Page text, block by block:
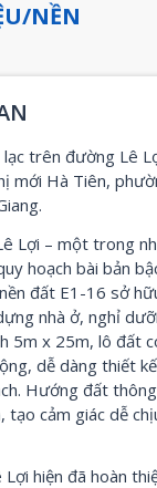
NỀN
trên đường Lê
mới Hà Tiên,
Lợi – một trong
hoạch bài bản
đất E1-16 sở
nhà ở, nghỉ
5m x 25m, lô đất
dễ dàng thiết
Hướng đất
tạo cảm giác dễ
hiện đã hoàn